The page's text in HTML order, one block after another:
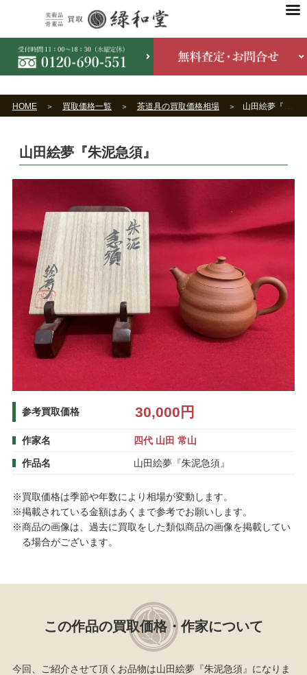
HOME 買取価格一覧 茶道具の買取価格相場 山田絵夢『朱泥急須』
山田絵夢『朱泥急須』
参考買取価格 30,000円
作家名 四代 山田 常山
作品名 山田絵夢『朱泥急須』
※買取価格は季節や年数により相場が変動します。
※掲載されている金額はあくまで参考でお願いします。
※商品の画像は、過去に買取をした類似商品の画像を掲載してい
る場合がございます。
この作品の買取価格・作家について
今回、ご紹介させて頂くお品物は山田絵夢『朱泥急須』になりま